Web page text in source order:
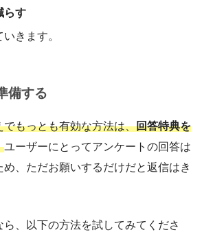
らす
きます。
備する
でもっとも有効な方法は、回答特典を
ユーザーにとってアンケートの回答は
、ただお願いするだけだと返信はき
、以下の方法を試してみてくださ